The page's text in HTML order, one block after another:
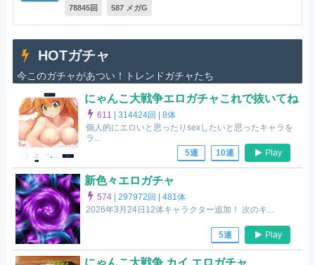
78845回 587 メガG
HOTガチャ
今このガチャがあつい！トレンドガチャたち
にゃんこ大戦争エロガチャこれで抜いてね
611 |314424回 |8体
個人的にエロいと思ったりsexしたいと思ったキャラを
ラ...
5連
10連 Play
新色々エロガチャ
574 |297972回 |481体
2026年3月24日12体キャラクター追加！ 次のキ...
5連 Play
にゃんこ大戦争 カイ エロガチャ